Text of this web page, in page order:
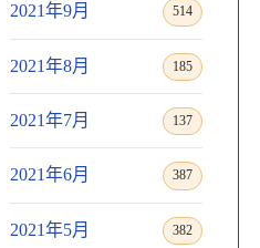
2021年9月 514
2021年8月 185
2021年7月 137
2021年6月 387
2021年5月 382